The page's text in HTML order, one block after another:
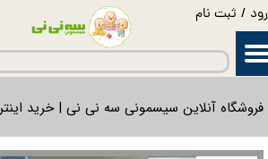
/ ثبت نام
حساب کاربری من
فروشگاه آنلاین سیسمونی سه نی نی | خرید